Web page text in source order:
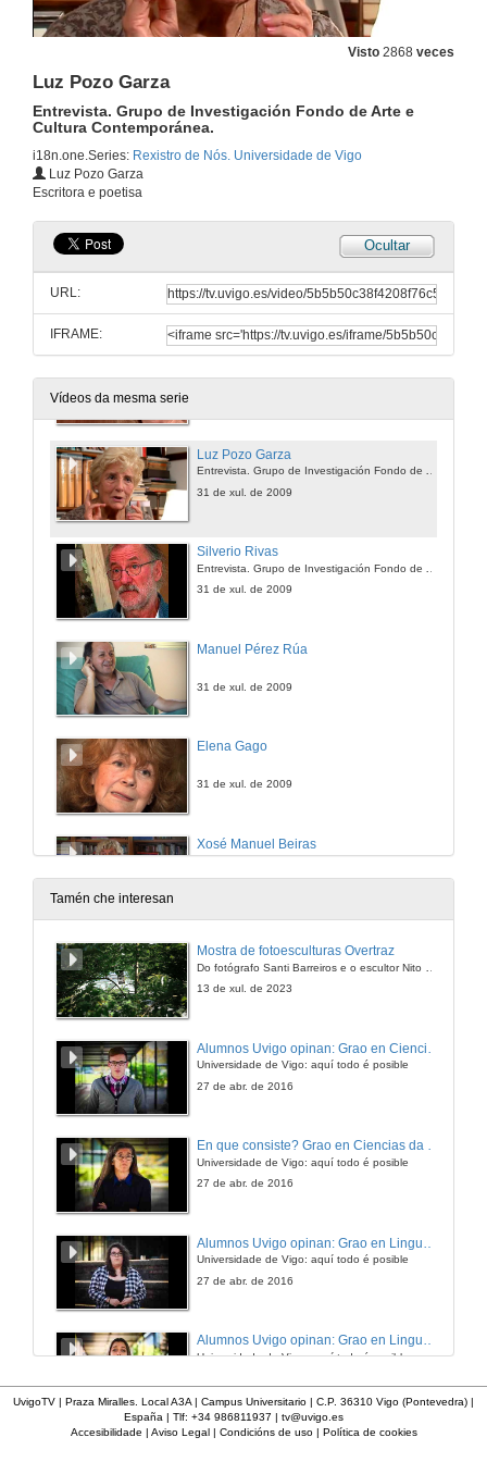
Visto 2868 veces
Luz Pozo Garza
Entrevista. Grupo de Investigación Fondo de Arte e
Cultura Contemporánea.
i18n.one.Series: Rexistro de Nós. Universidade de Vigo
Luz Pozo Garza
Escritora e poetisa
Ocultar
URL:
IFRAME:
Vídeos da mesma serie
31 de xul. de 2009
31 de xul. de 2009
Xan Bouzada
Elena Colmeiro González
Entrevista. Grupo de Investigación Fondo de Arte e Cultura Contemporánea.
31 de xul. de 2009
María Xosé Queizán
Luz Pozo Garza
Entrevista. Grupo de Investigación Fondo de Arte e Cultura Contemporánea.
31 de xul. de 2009
Silverio Rivas
31 de xul. de 2009
Manuel Pérez Rúa
31 de xul. de 2009
Elena Gago
31 de xul. de 2009
Xosé Manuel Beiras
31 de xul. de 2009
Pilar García Negro
Tamén che interesan
Mostra de fotoesculturas Overtraz
13 de xul. de 2023
Universidade de Vigo: aquí todo é posible
27 de abr. de 2016
En que consiste? Grao en Ciencias da Linguaxe e Estudos Literarios
Universidade de Vigo: aquí todo é posible
27 de abr. de 2016
Universidade de Vigo: aquí todo é posible
27 de abr. de 2016
Alumnos Uvigo opinan: Grao en Linguas Estranxeiras
Universidade de Vigo: aquí todo é posible
Concerto Os Carunchos
UvigoTV | Praza Miralles. Local A3A | Campus Universitario | C.P. 36310 Vigo (Pontevedra) |
España | Tlf: +34 986811937 | tv@uvigo.es
Accesibilidade | Aviso Legal| Condicións de uso| Política de cookies